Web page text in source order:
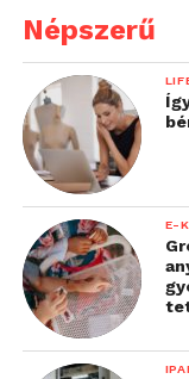
Népszerű
E-